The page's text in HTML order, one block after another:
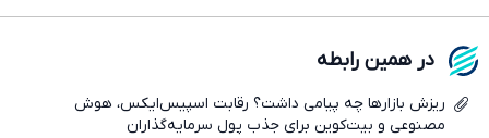
در همین رابطه
ریزش بازارها چه پیامی داشت؟ رقابت اسپیس‌ایکس، هوش
مصنوعی و بیت‌کوین برای جذب پول سرمایه‌گذاران